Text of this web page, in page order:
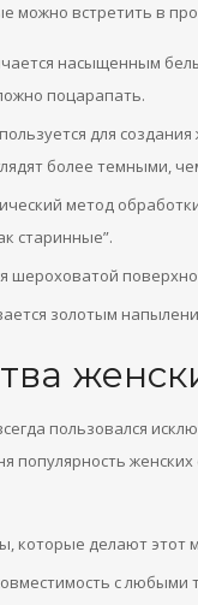
можно встретить в
насыщенным
поцарапать.
для
более темными,
метод
старинные”.
шероховатой
золотым
пользовался
популярность
которые делают этот
с любыми